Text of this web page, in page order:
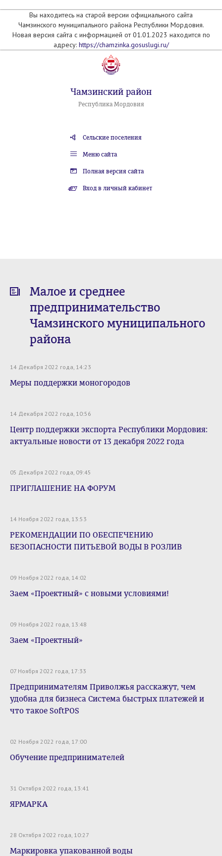
Вы находитесь на старой версии официального сайта
Чамзинского муниципального района Республики Мордовия.
Новая версия сайта с информацией от 01.01.2023 находится по
адресу: https://chamzinka.gosuslugi.ru/
Чамзинский район
Республика Мордовия
Сельские поселения
Меню сайта
Полная версия сайта
Вход в личный кабинет
Малое и среднее
предпринимательство
Чамзинского муниципального
района
14 Декабря 2022 года, 14:23
Меры поддержки моногородов
14 Декабря 2022 года, 10:56
Центр поддержки экспорта Республики Мордовия:
актуальные новости от 13 декабря 2022 года
05 Декабря 2022 года, 09:45
ПРИГЛАШЕНИЕ НА ФОРУМ
14 Ноября 2022 года, 13:53
РЕКОМЕНДАЦИИ ПО ОБЕСПЕЧЕНИЮ
БЕЗОПАСНОСТИ ПИТЬЕВОЙ ВОДЫ В РОЗЛИВ
09 Ноября 2022 года, 14:02
Заем «Проектный» с новыми условиями!
09 Ноября 2022 года, 13:48
Заем «Проектный»
07 Ноября 2022 года, 17:33
Предпринимателям Приволжья расскажут, чем
удобна для бизнеса Система быстрых платежей и
что такое SoftPOS
02 Ноября 2022 года, 17:00
Обучение предпринимателей
31 Октября 2022 года, 13:41
ЯРМАРКА
28 Октября 2022 года, 10:27
Маркировка упакованной воды